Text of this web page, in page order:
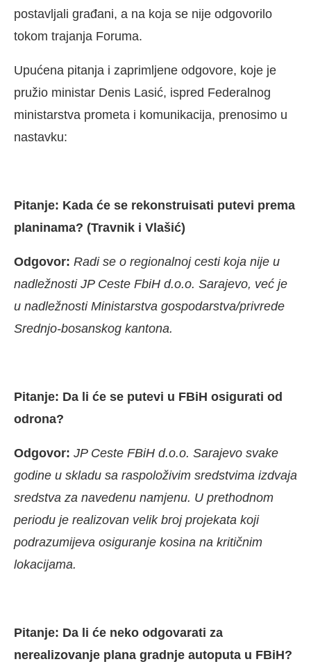
postavljali građani, a na koja se nije odgovorilo
tokom trajanja Foruma.
Upućena pitanja i zaprimljene odgovore, koje je
pružio ministar Denis Lasić, ispred Federalnog
ministarstva prometa i komunikacija, prenosimo u
nastavku:
Pitanje: Kada će se rekonstruisati putevi prema
planinama? (Travnik i Vlašić)
Odgovor: Radi se o regionalnoj cesti koja nije u
nadležnosti JP Ceste FbiH d.o.o. Sarajevo, već je
u nadležnosti Ministarstva gospodarstva/privrede
Srednjo-bosanskog kantona.
Pitanje: Da li će se putevi u FBiH osigurati od
odrona?
Odgovor: JP Ceste FBiH d.o.o. Sarajevo svake
godine u skladu sa raspoloživim sredstvima izdvaja
sredstva za navedenu namjenu. U prethodnom
periodu je realizovan velik broj projekata koji
podrazumijeva osiguranje kosina na kritičnim
lokacijama.
Pitanje: Da li će neko odgovarati za
nerealizovanje plana gradnje autoputa u FBiH?